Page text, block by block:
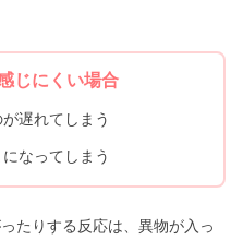
じにくい場合
遅れてしまう
なってしまう
たりする反応は、異物が入っ